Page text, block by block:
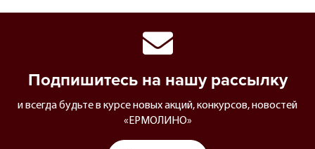
Подпишитесь на нашу рассылку
и всегда будьте в курсе новых акций, конкурсов, новостей
«ЕРМОЛИНО»